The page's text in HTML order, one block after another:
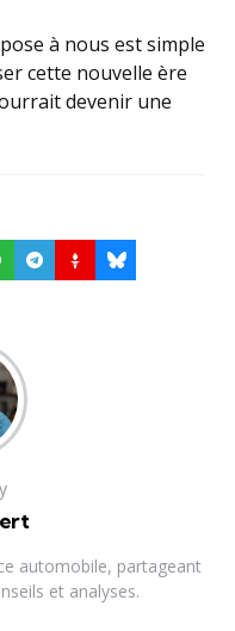
à nous est simple
cette nouvelle ère
devenir une
automobile, partageant
et analyses.